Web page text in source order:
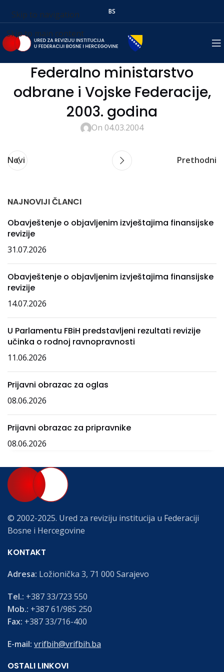
Skip to navigation
Skip to main content
BS
Federalno ministarstvo
odbrane i Vojske Federacije,
2003. godina
On 04.03.2004
Novi Prethodni
NAJNOVIJI ČLANCI
Obavještenje o objavljenim izvještajima finansijske
revizije
31.07.2026
Obavještenje o objavljenim izvještajima finansijske
revizije
14.07.2026
U Parlamentu FBiH predstavljeni rezultati revizije
učinka o rodnoj ravnopravnosti
11.06.2026
Prijavni obrazac za oglas
08.06.2026
Prijavni obrazac za pripravnike
08.06.2026
© 2002-2025. Ured za reviziju institucija u Federaciji
Bosne i Hercegovine
KONTAKT
Adresa: Ložionička 3, 71 000 Sarajevo
Tel.: +387 33/723 550
Mob.: +387 61/985 250
Fax: +387 33/716-400
E-mail: vrifbih@vrifbih.ba
OSTALI LINKOVI